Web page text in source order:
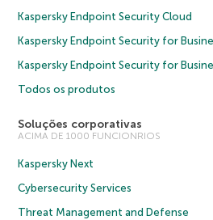
Kaspersky Endpoint Security Cloud
Kaspersky Endpoint Security for
Kaspersky Endpoint Security for
Todos os produtos
Soluções corporativas
ACIMA DE 1000 FUNCIONRIOS
Kaspersky Next
Cybersecurity Services
Threat Management and Defense